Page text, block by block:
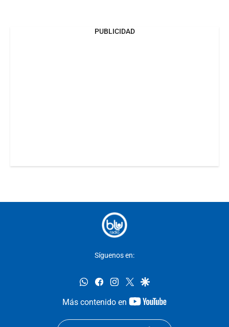
PUBLICIDAD
Síguenos en:
whatsappfacebookinstagram
twittergoogle
Más contenido en
youtube-